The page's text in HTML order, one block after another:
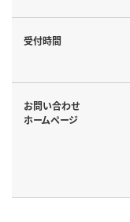
受付時間
お問い合わせ
ホームページ